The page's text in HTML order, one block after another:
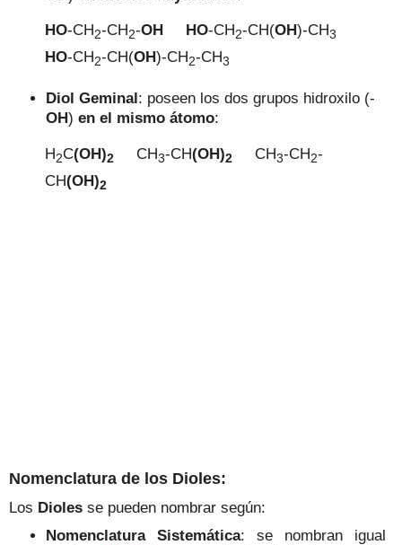
HO-CH2-CH2-OH HO-CH2-CH(OH)-CH3
HO-CH2-CH(OH)-CH2-CH3
Diol Geminal: poseen los dos grupos hidroxilo (-
OH)en el mismo átomo:
H2C(OH)2 CH3-CH(OH)2 CH3-CH2-
CH(OH)2
Nomenclatura de los Dioles:
Los Dioles se pueden nombrar según:
Nomenclatura Sistemática: se nombran igual